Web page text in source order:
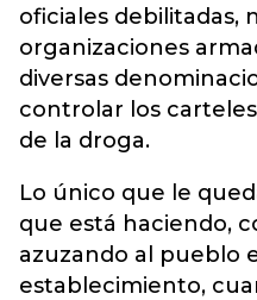
oficiales debilitadas,
organizaciones
diversas
controlar los
de la droga.
Lo único que le
que está haciendo,
azuzando al pueblo
establecimiento,